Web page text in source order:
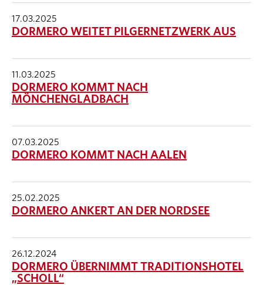
17.03.2025
DORMERO WEITET PILGERNETZWERK AUS
11.03.2025
DORMERO KOMMT NACH
MÖNCHENGLADBACH
07.03.2025
DORMERO KOMMT NACH AALEN
25.02.2025
DORMERO ANKERT AN DER NORDSEE
26.12.2024
DORMERO ÜBERNIMMT TRADITIONSHOTEL
„SCHOLL“